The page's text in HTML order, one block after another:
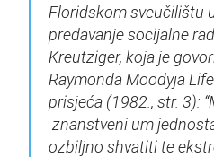
Floridskom sveučilištu
predavanje socijalne
Kreutziger, koja je
Raymonda Moodyja
prisjeća (1982., str. 3):
znanstveni um
ozbiljno shvatiti te